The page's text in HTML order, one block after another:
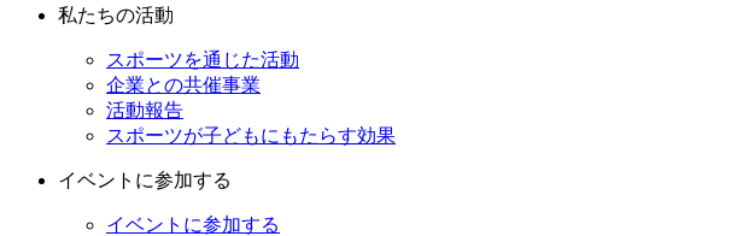
私たちの活動
スポーツを通じた活動
企業との共催事業
活動報告
スポーツが子どもにもたらす効果
イベントに参加する
イベントに参加する